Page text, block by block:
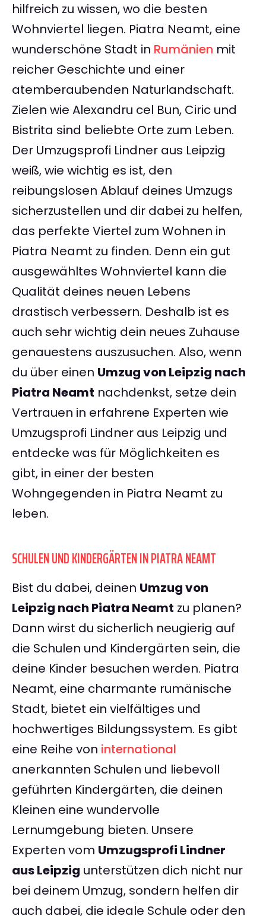
hilfreich zu wissen, wo die besten
Wohnviertel liegen. Piatra Neamt, eine
wunderschöne Stadt in Rumänien mit
reicher Geschichte und einer
atemberaubenden Naturlandschaft.
Zielen wie Alexandru cel Bun, Ciric und
Bistrita sind beliebte Orte zum Leben.
Der Umzugsprofi Lindner aus Leipzig
weiß, wie wichtig es ist, den
reibungslosen Ablauf deines Umzugs
sicherzustellen und dir dabei zu helfen,
das perfekte Viertel zum Wohnen in
Piatra Neamt zu finden. Denn ein gut
ausgewähltes Wohnviertel kann die
Qualität deines neuen Lebens
drastisch verbessern. Deshalb ist es
auch sehr wichtig dein neues Zuhause
genauestens auszusuchen. Also, wenn
du über einen Umzug von Leipzig nach
Piatra Neamt nachdenkst, setze dein
Vertrauen in erfahrene Experten wie
Umzugsprofi Lindner aus Leipzig und
entdecke was für Möglichkeiten es
gibt, in einer der besten
Wohngegenden in Piatra Neamt zu
leben.
SCHULEN UND KINDERGÄRTEN IN PIATRA NEAMT
Bist du dabei, deinen Umzug von
Leipzig nach Piatra Neamt zu planen?
Dann wirst du sicherlich neugierig auf
die Schulen und Kindergärten sein, die
deine Kinder besuchen werden. Piatra
Neamt, eine charmante rumänische
Stadt, bietet ein vielfältiges und
hochwertiges Bildungssystem. Es gibt
eine Reihe von international
anerkannten Schulen und liebevoll
geführten Kindergärten, die deinen
Kleinen eine wundervolle
Lernumgebung bieten. Unsere
Experten vom Umzugsprofi Lindner
aus Leipzig unterstützen dich nicht nur
bei deinem Umzug, sondern helfen dir
auch dabei, die ideale Schule oder den